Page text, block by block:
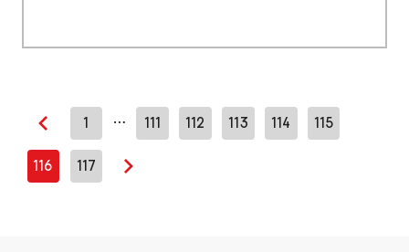
Edellinen sivu
1 … 111 112 113 114 115
116 117